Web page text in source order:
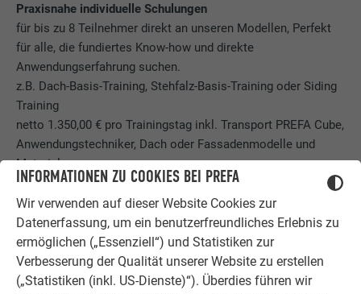
INFORMATIONEN ZU COOKIES BEI PREFA
Wir verwenden auf dieser Website Cookies zur
Datenerfassung, um ein benutzerfreundliches Erlebnis zu
ermöglichen („Essenziell“) und Statistiken zur
Verbesserung der Qualität unserer Website zu erstellen
(„Statistiken (inkl. US-Dienste)“). Überdies führen wir
Praxisnahe individuelle Schulungen
für bis zu 8 Teilnehmer direkt an unseren Modellen, Perfekt
für alle, die fundiertes Know-how und direkte
Anwendungserfahrung suchen.
z.B. Dach-Basis-Training, Stehfalz-Basis-Training oder Siding
Training
netto 1.350,00 € pro Trainingstag inkl. Transport PREFA Cube,
Anwendungstechniker, Dach oder Fassadenmodelle und
Material.
Überzeugende Produktpräsentationen & professionelle
Eventbegleitung
die Ihre Veranstaltungen aufwerten und unsere Produkte
eindrucksvoll in Szene setzen.